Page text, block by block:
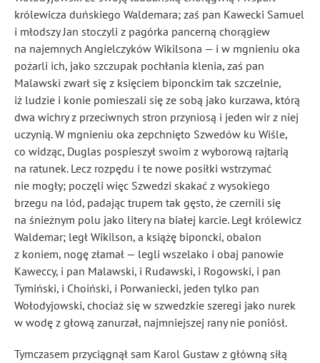
królewicza duńskiego Waldemara; zaś pan Kawecki Samuel
i młodszy Jan stoczyli z pagórka pancerną chorągiew
na najemnych Angielczyków Wikilsona — i w mgnieniu oka
pożarli ich, jako szczupak pochłania klenia, zaś pan
Malawski zwarł się z księciem biponckim tak szczelnie,
iż ludzie i konie pomieszali się ze sobą jako kurzawa, którą
dwa wichry z przeciwnych stron przyniosą i jeden wir z niej
uczynią. W mgnieniu oka zepchnięto Szwedów ku Wiśle,
co widząc, Duglas pospieszył swoim z wyborową rajtarią
na ratunek. Lecz rozpędu i te nowe posiłki wstrzymać
nie mogły; poczęli więc Szwedzi skakać z wysokiego
brzegu na lód, padając trupem tak gęsto, że czernili się
na śnieżnym polu jako litery na białej karcie. Legł królewicz
Waldemar; legł Wikilson, a książę biponcki, obalon
z koniem, nogę złamał — legli wszelako i obaj panowie
Kaweccy, i pan Malawski, i Rudawski, i Rogowski, i pan
Tymiński, i Choiński, i Porwaniecki, jeden tylko pan
Wołodyjowski, chociaż się w szwedzkie szeregi jako nurek
w wodę z głową zanurzał, najmniejszej rany nie poniósł.
Tymczasem przyciągnął sam Karol Gustaw z główną siłą